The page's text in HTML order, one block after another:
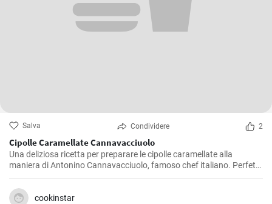
Salva Condividere 2
Cipolle Caramellate Cannavacciuolo
Una deliziosa ricetta per preparare le cipolle caramellate alla
maniera di Antonino Cannavacciuolo, famoso chef italiano. Perfette
da servire come contorno o da utilizzare per arricchire piatti a base
di carne.
cookinstar